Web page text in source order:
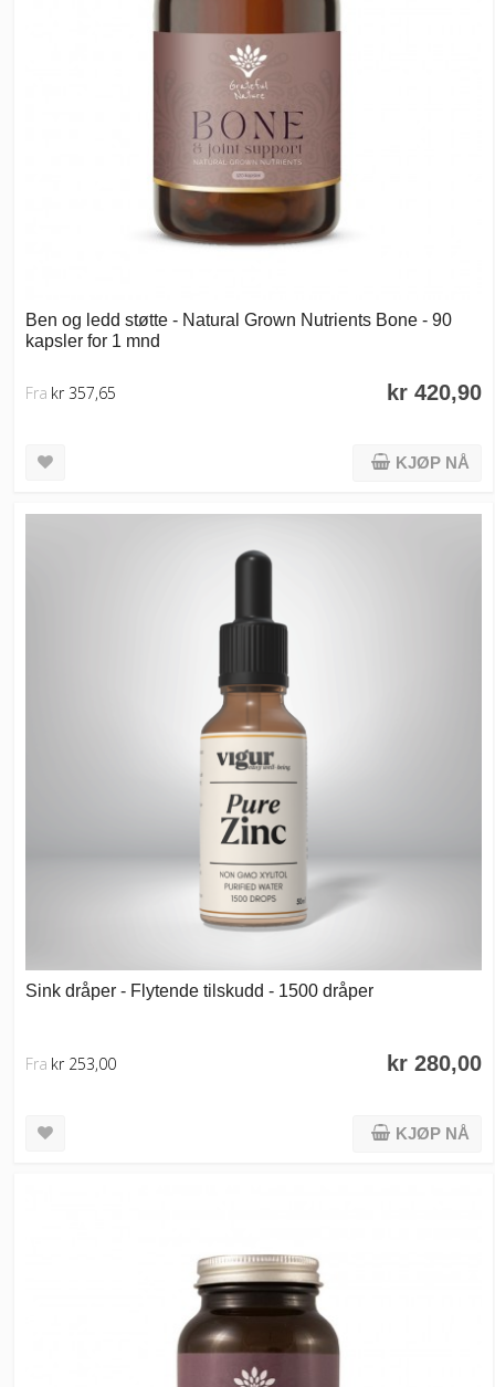
Ben og ledd støtte - Natural Grown Nutrients Bone - 90
kapsler for 1 mnd
kr 420,90
Fra kr 357,65
KJØP NÅ
Sink dråper - Flytende tilskudd - 1500 dråper
kr 280,00
Fra kr 253,00
KJØP NÅ